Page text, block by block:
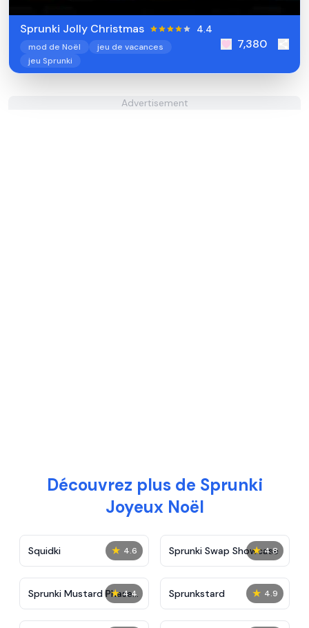
Sprunki Jolly Christmas 4.4
mod de Noël
jeu de vacances
jeu Sprunki
7,380
Advertisement
Découvrez plus de Sprunki
Joyeux Noël
★ 4.6
Squidki ★ 4.8
Sprunki Swap Showcase
★ 4.4
Sprunki Mustard Phase
2
★ 4.9
Sprunkstard